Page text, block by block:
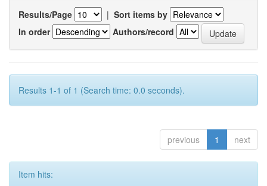
Results/Page | Sort items by
In order
Authors/record
Results 1-1 of 1 (Search time: 0.0 seconds).
previous 1 next
Item hits: